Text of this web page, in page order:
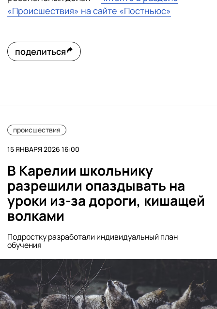
«Происшествия» на сайте «Постньюс»
поделиться
происшествия
15 ЯНВАРЯ 2026 16:00
В Карелии школьнику
разрешили опаздывать на
уроки из-за дороги, кишащей
волками
Подростку разработали индивидуальный план
обучения